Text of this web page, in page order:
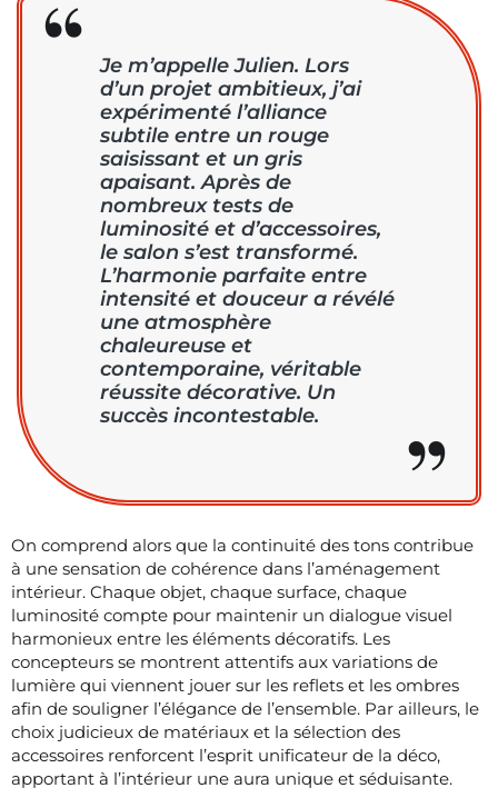
Je m’appelle Julien. Lors
d’un projet ambitieux, j’ai
expérimenté l’alliance
subtile entre un rouge
saisissant et un gris
apaisant. Après de
nombreux tests de
luminosité et d’accessoires,
le salon s’est transformé.
L’harmonie parfaite entre
intensité et douceur a révélé
une atmosphère
chaleureuse et
contemporaine, véritable
réussite décorative. Un
succès incontestable.
On comprend alors que la continuité des tons contribue
à une sensation de cohérence dans l’aménagement
intérieur. Chaque objet, chaque surface, chaque
luminosité compte pour maintenir un dialogue visuel
harmonieux entre les éléments décoratifs. Les
concepteurs se montrent attentifs aux variations de
lumière qui viennent jouer sur les reflets et les ombres
afin de souligner l’élégance de l’ensemble. Par ailleurs, le
choix judicieux de matériaux et la sélection des
accessoires renforcent l’esprit unificateur de la déco,
apportant à l’intérieur une aura unique et séduisante.